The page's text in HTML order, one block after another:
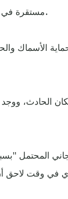
مستقرة في إحدى مستشفيات في لوس أنجليس.
الأسماك
الحادث،
المحتمل